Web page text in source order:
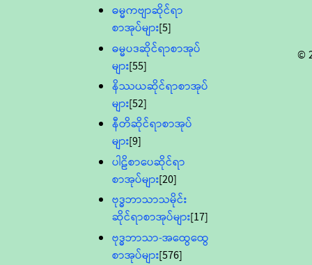
ဓမ္မကဗျာဆိုင်ရာ
စာအုပ်များ[5]
ဓမ္မပဒဆိုင်ရာစာအုပ်
များ[55]
နိဿယဆိုင်ရာစာအုပ်
များ[52]
နီတိဆိုင်ရာစာအုပ်
များ[9]
ပါဠိစာပေဆိုင်ရာ
စာအုပ်များ[20]
ဗုဒ္ဓဘာသာသမိုင်း
ဆိုင်ရာစာအုပ်များ[17]
ဗုဒ္ဓဘာသာ-အထွေထွေ
စာအုပ်များ[576]
©